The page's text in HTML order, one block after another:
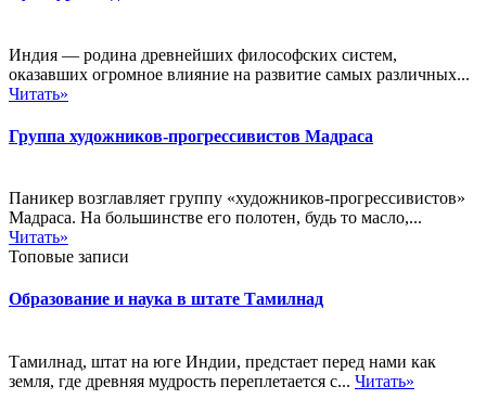
Индия — родина древнейших философских систем,
оказавших огромное влияние на развитие самых различных...
Читать»
Группа художников-прогрессивистов Мадраса
Паникер возглавляет группу «художников-прогрессивистов»
Мадраса. На большинстве его полотен, будь то масло,...
Читать»
Топовые записи
Образование и наука в штате Тамилнад
Тамилнад, штат на юге Индии, предстает перед нами как
земля, где древняя мудрость переплетается с... Читать»